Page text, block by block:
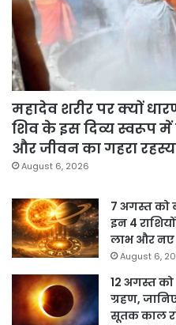
महादेव शरीर पर क्यों
शिव के इस दिव्य स्वरूप में
और जीवन का गहरा रहस्य
August 6, 2026
7 अगस्त को
इन 4
लाभ और
August 6,
12 अगस्त
ग्रहण,
सूतक काल